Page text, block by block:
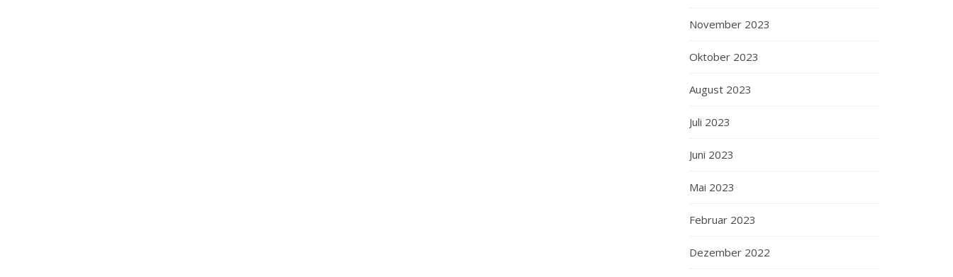
November 2023
Oktober 2023
August 2023
Juli 2023
Juni 2023
Mai 2023
Februar 2023
Dezember 2022